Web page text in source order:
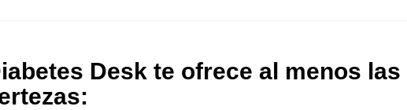
Desk te ofrece al menos
: